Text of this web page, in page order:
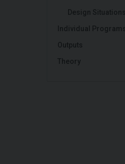
Design Situations
Individual
Outputs
Theory